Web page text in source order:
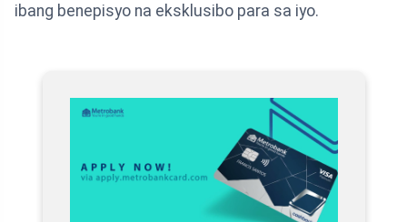
ibang benepisyo na eksklusibo para sa iyo.